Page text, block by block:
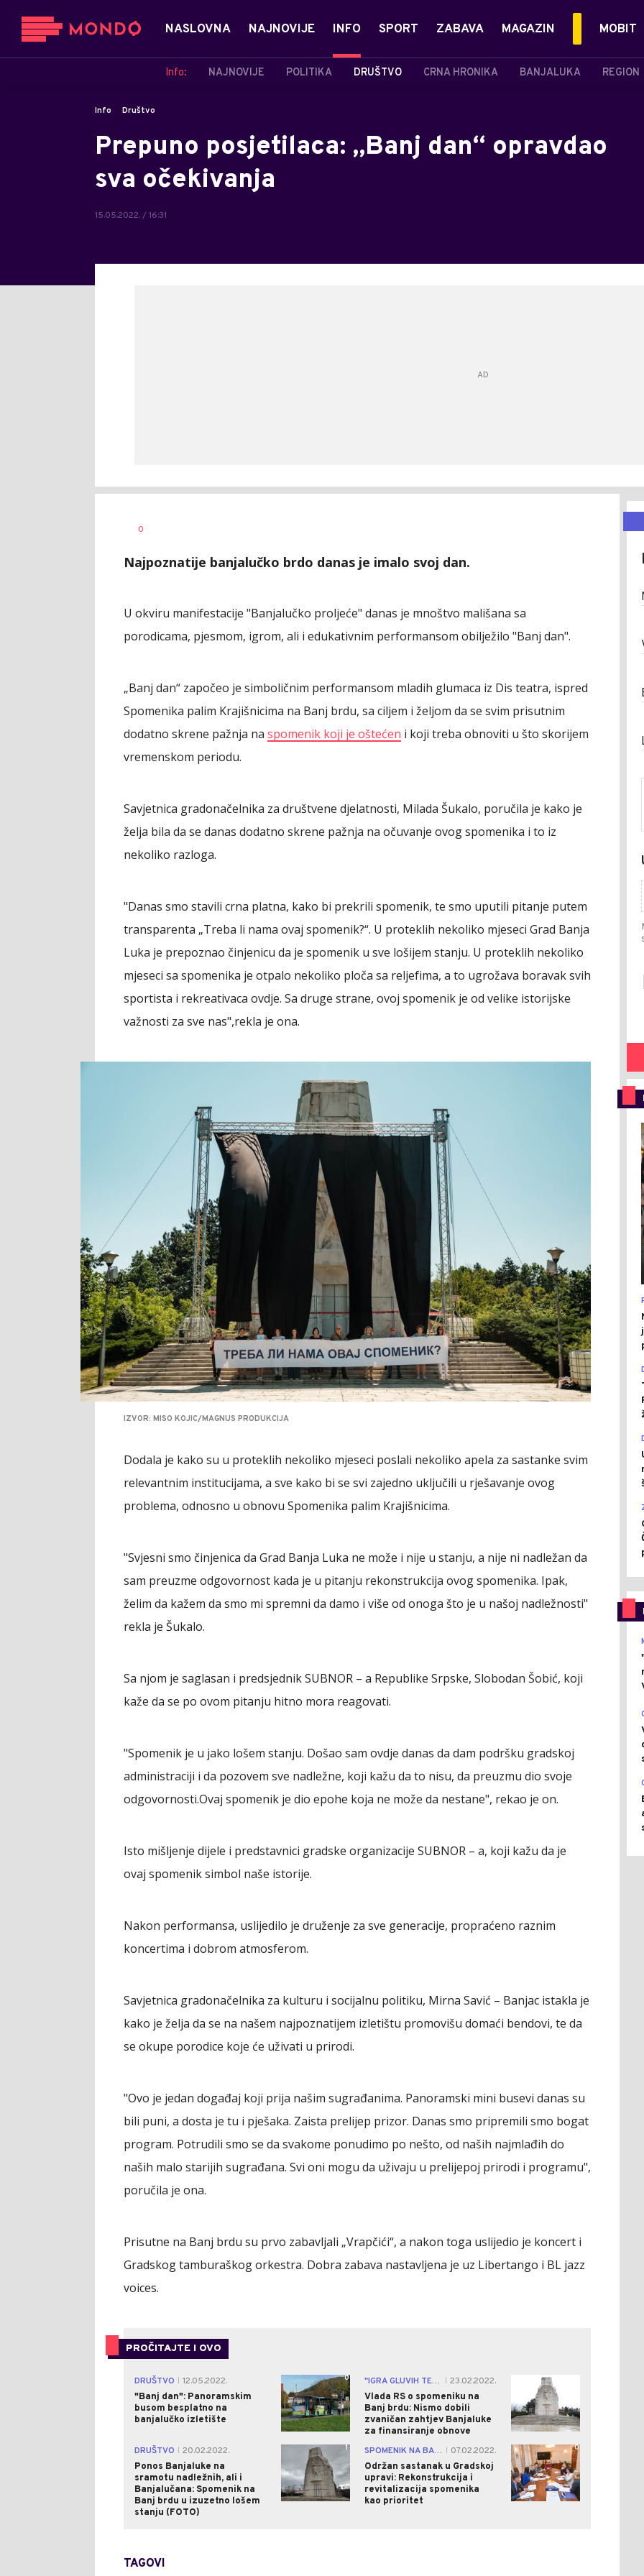
NASLOVNA NAJNOVIJE INFO
Info: NAJNOVIJE POLITIKA DRUŠTVO CRNA HRONIKA BANJALUKA REGION
SPORT ZABAVA MAGAZIN MOBIT
Info Društvo
Prepuno posjetilaca: „Banj dan“ opravdao
sva očekivanja
15.05.2022. / 16:31
AUTOR
0
Najpoznatije banjalučko brdo danas je imalo svoj dan.
U okviru manifestacije "Banjalučko proljeće" danas je mnoštvo mališana sa
porodicama, pjesmom, igrom, ali i edukativnim performansom obilježilo "Banj dan".
„Banj dan“ započeo je simboličnim performansom mladih glumaca iz Dis teatra, ispred
Spomenika palim Krajišnicima na Banj brdu, sa ciljem i željom da se svim prisutnim
dodatno skrene pažnja na spomenik koji je oštećen i koji treba obnoviti u što skorijem
vremenskom periodu.
Savjetnica gradonačelnika za društvene djelatnosti, Milada Šukalo, poručila je kako je
želja bila da se danas dodatno skrene pažnja na očuvanje ovog spomenika i to iz
nekoliko razloga.
"Danas smo stavili crna platna, kako bi prekrili spomenik, te smo uputili pitanje putem
transparenta „Treba li nama ovaj spomenik?“. U proteklih nekoliko mjeseci Grad Banja
Luka je prepoznao činjenicu da je spomenik u sve lošijem stanju. U proteklih nekoliko
mjeseci sa spomenika je otpalo nekoliko ploča sa reljefima, a to ugrožava boravak svih
sportista i rekreativaca ovdje. Sa druge strane, ovoj spomenik je od velike istorijske
važnosti za sve nas",rekla je ona.
IZVOR: MISO KOJIC/MAGNUS PRODUKCIJA
Dodala je kako su u proteklih nekoliko mjeseci poslali nekoliko apela za sastanke svim
relevantnim institucijama, a sve kako bi se svi zajedno uključili u rješavanje ovog
problema, odnosno u obnovu Spomenika palim Krajišnicima.
"Svjesni smo činjenica da Grad Banja Luka ne može i nije u stanju, a nije ni nadležan da
sam preuzme odgovornost kada je u pitanju rekonstrukcija ovog spomenika. Ipak,
želim da kažem da smo mi spremni da damo i više od onoga što je u našoj nadležnosti"
rekla je Šukalo.
Sa njom je saglasan i predsjednik SUBNOR – a Republike Srpske, Slobodan Šobić, koji
kaže da se po ovom pitanju hitno mora reagovati.
"Spomenik je u jako lošem stanju. Došao sam ovdje danas da dam podršku gradskoj
administraciji i da pozovem sve nadležne, koji kažu da to nisu, da preuzmu dio svoje
odgovornosti.Ovaj spomenik je dio epohe koja ne može da nestane", rekao je on.
Isto mišljenje dijele i predstavnici gradske organizacije SUBNOR – a, koji kažu da je
ovaj spomenik simbol naše istorije.
Nakon performansa, uslijedilo je druženje za sve generacije, propraćeno raznim
koncertima i dobrom atmosferom.
Savjetnica gradonačelnika za kulturu i socijalnu politiku, Mirna Savić – Banjac istakla je
kako je želja da se na našem najpoznatijem izletištu promovišu domaći bendovi, te da
se okupe porodice koje će uživati u prirodi.
"Ovo je jedan događaj koji prija našim sugrađanima. Panoramski mini busevi danas su
bili puni, a dosta je tu i pješaka. Zaista prelijep prizor. Danas smo pripremili smo bogat
program. Potrudili smo se da svakome ponudimo po nešto, od naših najmlađih do
naših malo starijih sugrađana. Svi oni mogu da uživaju u prelijepoj prirodi i programu",
poručila je ona.
Prisutne na Banj brdu su prvo zabavljali „Vrapčići“, a nakon toga uslijedio je koncert i
Gradskog tamburaškog orkestra. Dobra zabava nastavljena je uz Libertango i BL jazz
voices.
PROČITAJTE I OVO
DRUŠTVO
12.05.2022.
"Banj dan": Panoramskim
busom besplatno na
banjalučko izletište
0 "IGRA GLUVIH TELEFONA"
23.02.2022.
Vlada RS o spomeniku na
Banj brdu: Nismo dobili
zvaničan zahtjev Banjaluke
za finansiranje obnove
DRUŠTVO
20.02.2022.
Ponos Banjaluke na
sramotu nadležnih, ali i
Banjalučana: Spomenik na
Banj brdu u izuzetno lošem
stanju (FOTO)
1 SPOMENIK NA BANJ BRDU U LOŠEM STANJU
07.02.2022.
Održan sastanak u Gradskoj
upravi: Rekonstrukcija i
revitalizacija spomenika
kao prioritet
0
TAGOVI